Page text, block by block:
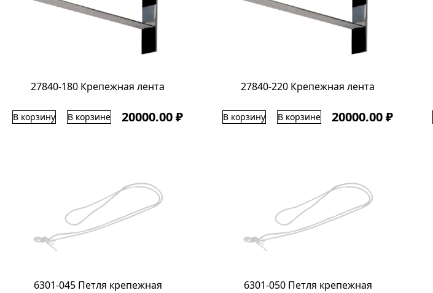
27840-180 Крепежная лента
В корзину В корзине 20000.00 ₽
27840-220 Крепежная лента
В корзину В корзине 20000.00 ₽
6301-045 Петля крепежная 6301-050 Петля крепежная